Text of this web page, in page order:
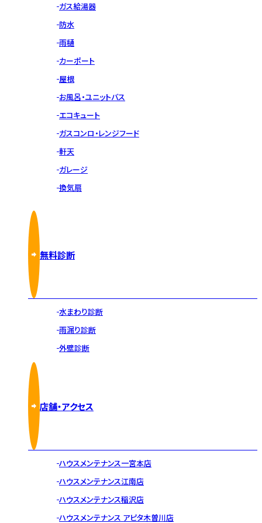
ガス給湯器
防水
雨樋
カーポート
屋根
お風呂・ユニットバス
エコキュート
ガスコンロ・レンジフード
軒天
ガレージ
換気扇
無料診断
水まわり診断
雨漏り診断
外壁診断
店舗・アクセス
ハウスメンテナンス一宮本店
ハウスメンテナンス江南店
ハウスメンテナンス稲沢店
ハウスメンテナンス アピタ木曽川店